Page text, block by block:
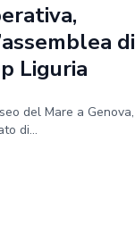
di
Liguria
del Mare a Genova,
di...